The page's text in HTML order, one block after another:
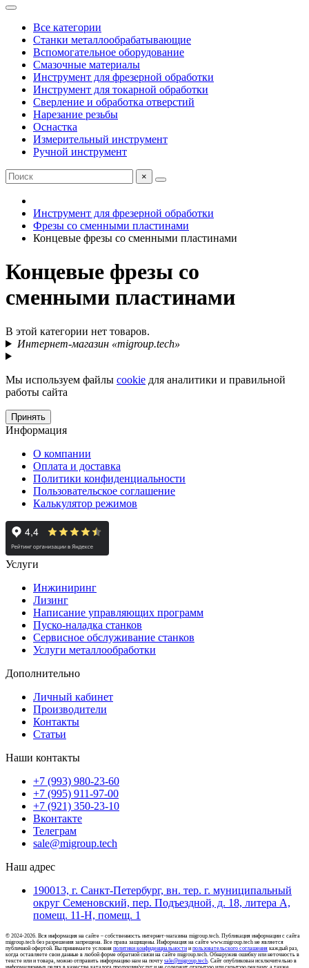
Все категории
Станки металлообрабатывающие
Вспомогательное оборудование
Смазочные материалы
Инструмент для фрезерной обработки
Инструмент для токарной обработки
Сверление и обработка отверстий
Нарезание резьбы
Оснастка
Измерительный инструмент
Ручной инструмент
×
Инструмент для фрезерной обработки
Фрезы со сменными пластинами
Концевые фрезы со сменными пластинами
Концевые фрезы со
сменными пластинами
В этой категории нет товаров.
Интернет-магазин «migroup.tech»
Мы используем файлы cookie для аналитики и правильной
работы сайта
Принять
Информация
О компании
Оплата и доставка
Политики конфиденциальности
Пользовательское соглашение
Калькулятор режимов
Услуги
Инжиниринг
Лизинг
Написание управляющих программ
Пуско-наладка станков
Сервисное обслуживание станков
Услуги металлообработки
Дополнительно
Личный кабинет
Производители
Контакты
Статьи
Наши контакты
+7 (993) 980-23-60
+7 (995) 911-97-00
+7 (921) 350-23-10
Вконтакте
Телеграм
sale@migroup.tech
Наш адрес
190013, г. Санкт-Петербург, вн. тер. г. муниципальный
округ Семеновский, пер. Подъездной, д. 18, литера А,
помещ. 11-Н, помещ. 1
© 2024-2026. Вся информация на сайте – собственность интернет-магазина migroup.tech. Публикация информации с сайта
migroup.tech без разрешения запрещена. Все права защищены. Информация на сайте www.migroup.tech не является
публичной офертой. Вы принимаете условия политики конфиденциальности и пользовательского соглашения каждый раз,
когда оставляете свои данные в любой форме обратной связи на сайте migroup.tech. Обнаружив ошибку или неточность в
тексте или и товара, можно отправить информацию нам на почту sale@migroup.tech. Сайт опубликован исключительно в